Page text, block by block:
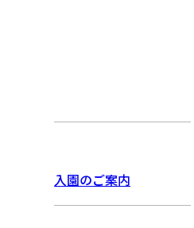
入園のご案内